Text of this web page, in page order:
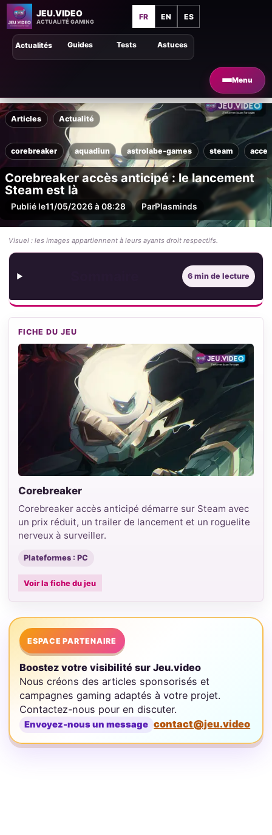
JEU.VIDEO
ACTUALITÉ GAMING
FR EN ES
Menu
Astuces
Guides Tests
Actualités
Articles Actualité
corebreaker aquadiun astrolabe-games steam
Corebreaker accès anticipé : le lancement
Steam est là
Publié le11/05/2026 à 08:28 ParPlasminds
Visuel : les images appartiennent à leurs ayants droit respectifs.
6 min de lecture
FICHE DU JEU
Corebreaker
Corebreaker accès anticipé démarre sur Steam avec
un prix réduit, un trailer de lancement et un roguelite
nerveux à surveiller.
Plateformes : PC
Voir la fiche du jeu
ESPACE PARTENAIRE
Boostez votre visibilité sur Jeu.video
Nous créons des articles sponsorisés et
campagnes gaming adaptés à votre projet.
Contactez-nous pour en discuter.
Envoyez-nous un message contact@jeu.video